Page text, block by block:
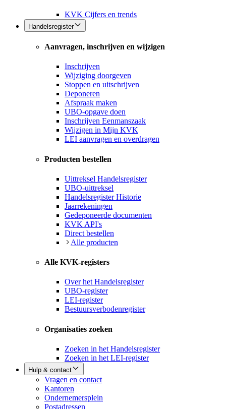
KVK Cijfers en trends
Handelsregister
Aanvragen, inschrijven en wijzigen
Inschrijven
Wijziging doorgeven
Stoppen en uitschrijven
Deponeren
Afspraak maken
UBO-opgave doen
Inschrijven Eenmanszaak
Wijzigen in Mijn KVK
LEI aanvragen en overdragen
Producten bestellen
Uittreksel Handelsregister
UBO-uittreksel
Handelsregister Historie
Jaarrekeningen
Gedeponeerde documenten
KVK API's
Direct bestellen
Alle producten
Alle KVK-registers
Over het Handelsregister
UBO-register
LEI-register
Bestuursverbodenregister
Organisaties zoeken
Zoeken in het Handelsregister
Zoeken in het LEI-register
Hulp & contact
Vragen en contact
Kantoren
Ondernemersplein
Postadressen